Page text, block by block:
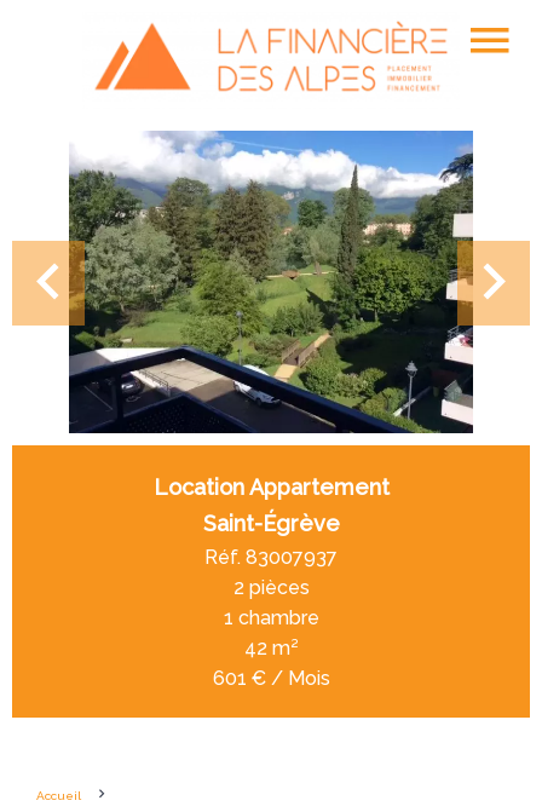
Location Appartement
Saint-Égrève
Réf. 83007937
2 pièces
1 chambre
42 m²
601 € / Mois
Accueil